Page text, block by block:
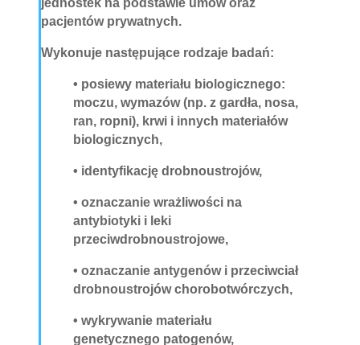
pacjentów prywatnych.
Wykonuje następujące rodzaje badań:
• posiewy materiału biologicznego:
moczu, wymazów (np. z gardła, nosa,
ran, ropni), krwi i innych materiałów
biologicznych,
• identyfikację drobnoustrojów,
• oznaczanie wrażliwości na
antybiotyki i leki
przeciwdrobnoustrojowe,
• oznaczanie antygenów i przeciwciał
drobnoustrojów chorobotwórczych,
• wykrywanie materiału
genetycznego patogenów,